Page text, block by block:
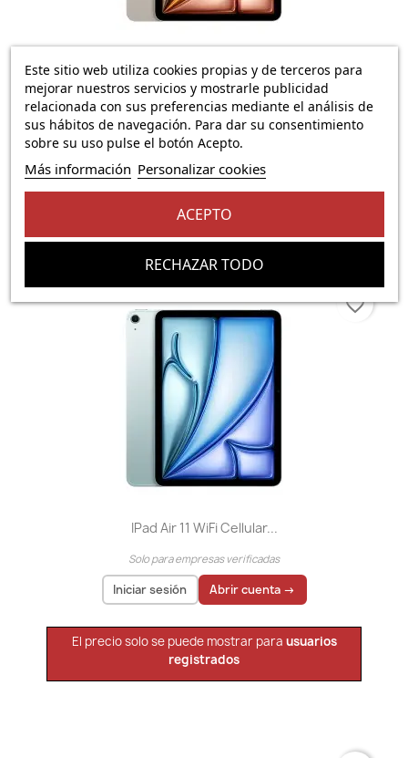
IPad Air 11 WiFi Cellular...
Solo para empresas verificadas
Iniciar sesión Abrir cuenta →
El precio solo se puede mostrar para
registrados
IPad Air 11 WiFi Cellular...
Solo para empresas verificadas
Iniciar sesión Abrir cuenta →
El precio solo se puede mostrar para usuarios
registrados
favorite_border
Este sitio web utiliza cookies propias y de terceros para
mejorar nuestros servicios y mostrarle publicidad
relacionada con sus preferencias mediante el análisis de
sus hábitos de navegación. Para dar su consentimiento
sobre su uso pulse el botón Acepto.
Más información Personalizar cookies
RECHAZAR TODO
ACEPTO